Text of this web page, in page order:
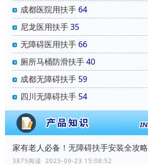
成都医院用扶手 64
尼龙医用扶手35
无障碍医用扶手 66
厕所马桶防滑扶手40
成都无障碍扶手 59
四川无障碍扶手 54
家有老人必备！无障碍扶手安装全攻略
3875阅读 2025-09-23 15:08:52